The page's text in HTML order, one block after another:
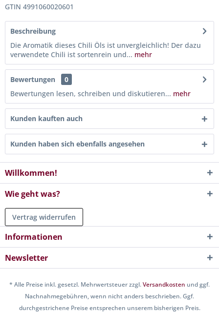
GTIN 4991060020601
Beschreibung
Die Aromatik dieses Chili Öls ist unvergleichlich! Der dazu
verwendete Chili ist sortenrein und... mehr
Bewertungen
0
Bewertungen lesen, schreiben und diskutieren... mehr
Kunden kauften auch
Kunden haben sich ebenfalls angesehen
Willkommen!
Wie geht was?
Vertrag widerrufen
Informationen
Newsletter
* Alle Preise inkl. gesetzl. Mehrwertsteuer zzgl.Versandkosten und ggf.
Nachnahmegebühren, wenn nicht anders beschrieben. Ggf.
durchgestrichene Preise entsprechen unserem bisherigen Preis.